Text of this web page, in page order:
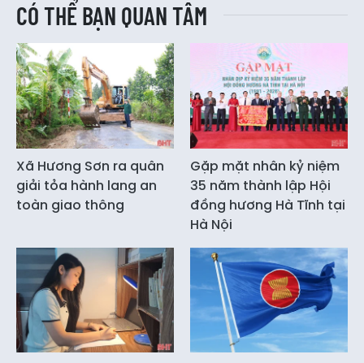
CÓ THỂ BẠN QUAN TÂM
Xã Hương Sơn ra quân
giải tỏa hành lang an
toàn giao thông
Gặp mặt nhân kỷ niệm
35 năm thành lập Hội
đồng hương Hà Tĩnh tại
Hà Nội